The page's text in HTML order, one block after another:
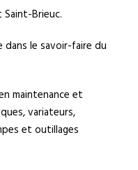
Brieuc.
le savoir-faire du
maintenance et
variateurs,
et outillages